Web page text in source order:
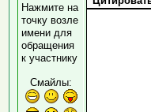
Нажмите на
точку возле
имени для
обращения
к участнику
Смайлы: